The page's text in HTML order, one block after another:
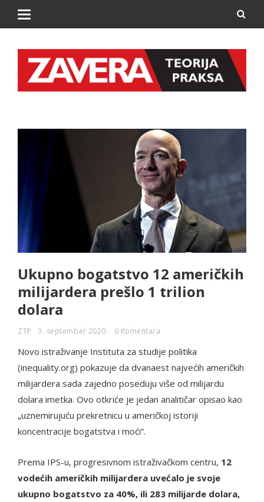
Ukupno bogatstvo 12 američkih
milijardera prešlo 1 trilion
dolara
ZTP 3. septembar 2020. 0 Komentara
Novo istraživanje Instituta za studije politika
(inequality.org) pokazuje da dvanaest najvećih američkih
milijardera sada zajedno poseduju više od milijardu
dolara imetka. Ovo otkriće je jedan analitičar opisao kao
„uznemirujuću prekretnicu u američkoj istoriji
koncentracije bogatstva i moći“.
Prema IPS-u, progresivnom istraživačkom centru, 12
vodećih američkih milijardera uvećalo je svoje
ukupno bogatstvo za 40%, ili 283 milijarde dolara,